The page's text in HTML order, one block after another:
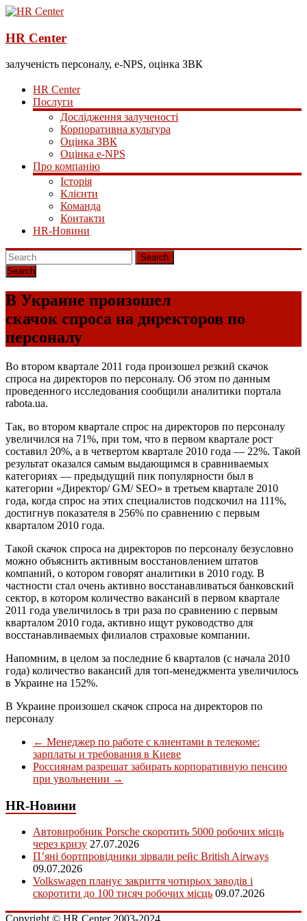
HR Center
залученість персоналу, e-NPS, оцінка ЗВК
HR Center
Послуги
Дослідження залученості
Корпоративна культура
Оцінка ЗВК
Оцінка e-NPS
Про компанію
Історія
Клієнти
Команда
Контакти
HR-Новини
Search
В Украине произошел
скачок спроса на директоров по
персоналу
Во втором квартале 2011 года произошел резкий скачок
спроса на директоров по персоналу. Об этом по данным
проведенного исследования сообщили аналитики портала
rabota.ua.
Так, во втором квартале спрос на директоров по персоналу
увеличился на 71%, при том, что в первом квартале рост
составил 20%, а в четвертом квартале 2010 года — 22%. Такой
результат оказался самым выдающимся в сравниваемых
категориях — предыдущий пик популярности был в
категории «Директор/ GM/ SEO» в третьем квартале 2010
года, когда спрос на этих специалистов подскочил на 111%,
достигнув показателя в 256% по сравнению с первым
кварталом 2010 года.
Такой скачок спроса на директоров по персоналу безусловно
можно объяснить активным восстановлением штатов
компаний, о котором говорят аналитики в 2010 году. В
частности стал очень активно восстанавливаться банковский
сектор, в котором количество вакансий в первом квартале
2011 года увеличилось в три раза по сравнению с первым
кварталом 2010 года, активно ищут руководство для
восстанавливаемых филиалов страховые компании.
Напомним, в целом за последние 6 кварталов (с начала 2010
года) количество вакансий для топ-менеджмента увеличилось
в Украине на 152%.
В Украине произошел скачок спроса на директоров по
персоналу
← Менеджер по работе с клиентами в телекоме:
зарплаты и требования в Киеве
Россиянам разрешат забирать корпоративную пенсию
при увольнении →
HR-Новини
Автовиробник Porsche скоротить 5000 робочих місць
через кризу 27.07.2026
П’яні бортпровідники зірвали рейс British Airways
09.07.2026
Volkswagen планує закриття чотирьох заводів і
скоротити до 100 тисяч робочих місць 09.07.2026